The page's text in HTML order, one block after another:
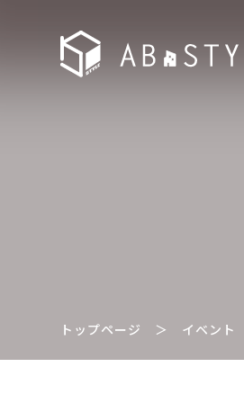
トップページ ＞ イベント